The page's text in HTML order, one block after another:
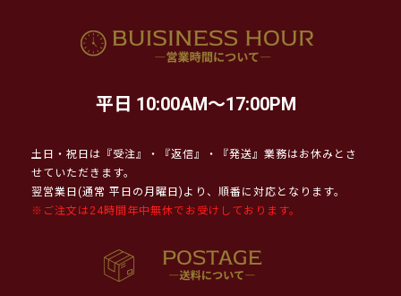
平日 10:00AM～17:00PM
土日・祝日は『受注』・『返信』・『発送』業務はお休みとさ
せていただきます。
翌営業日(通常 平日の月曜日)より、順番に対応となります。
※ご注文は24時間年中無休でお受けしております。